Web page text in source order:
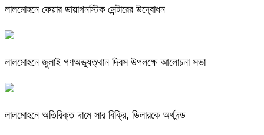
লালমোহনে ফেয়ার ডায়াগনস্টিক সেন্টারের উদ্বোধন
লালমোহনে জুলাই গণঅভ্যুত্থান দিবস উপলক্ষে আলোচনা সভা
লালমোহনে অতিরিক্ত দামে সার বিক্রি, ডিলারকে অর্থদন্ড